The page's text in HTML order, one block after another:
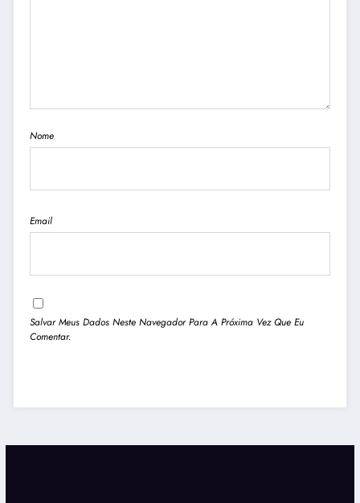
Nome
Email
Salvar Meus Dados Neste Navegador Para A Próxima Vez Que Eu
Comentar.